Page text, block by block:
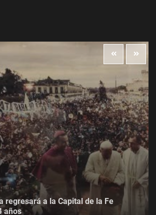
regresará a la Capital de la Fe
años